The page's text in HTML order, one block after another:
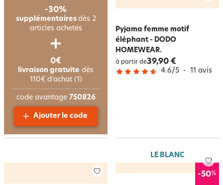
Pyjama femme motif
éléphant - DODO
HOMEWEAR.
à partir de39,90 €
4.6/5 - 11 avis
LE BLANC
-50%
-30%
supplémentaires dès 2
articles achetés
0€
livraison gratuite dès
110€ d'achat (1)
code avantage 750826
Ajouter le code